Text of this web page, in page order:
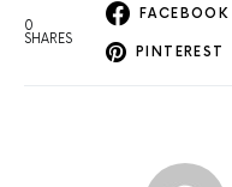
0
SHARES
FACEBOOK
PINTEREST